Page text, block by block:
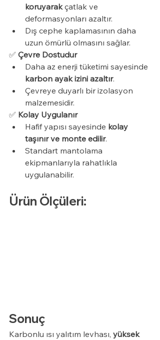
koruyarak çatlak ve
deformasyonları azaltır.
Dış cephe kaplamasının daha
uzun ömürlü olmasını sağlar.
✅ Çevre Dostudur
Daha az enerji tüketimi sayesinde
karbon ayak izini azaltır.
Çevreye duyarlı bir izolasyon
malzemesidir.
✅ Kolay Uygulanır
Hafif yapısı sayesinde kolay
taşınır ve monte edilir.
Standart mantolama
ekipmanlarıyla rahatlıkla
uygulanabilir.
Ürün Ölçüleri:
Sonuç
Karbonlu ısı yalıtım levhası, yüksek